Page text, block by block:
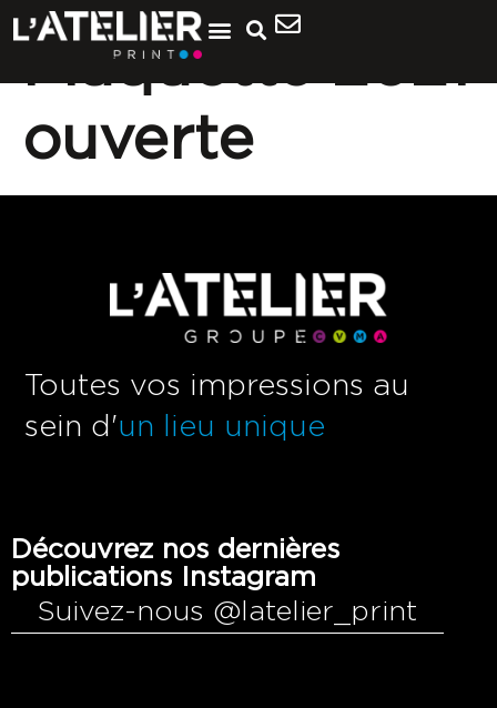
Plaquette 2021
ouverte
Toutes vos impressions au
sein d'un lieu unique
Découvrez nos dernières
publications Instagram
Suivez-nous @latelier_print